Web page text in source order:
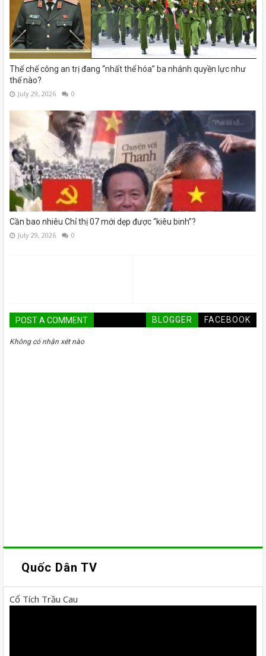
Thể chế công an trị đang “nhất thể hóa” ba nhánh quyền lực như
thế nào?
July 29, 2026 0
Cần bao nhiêu Chỉ thị 07 mới dẹp được “kiêu binh”?
July 29, 2026 0
POST A COMMENT BLOGGER FACEBOOK
Không có nhận xét nào
Quốc Dân TV
Cổ Tích Trầu Cau